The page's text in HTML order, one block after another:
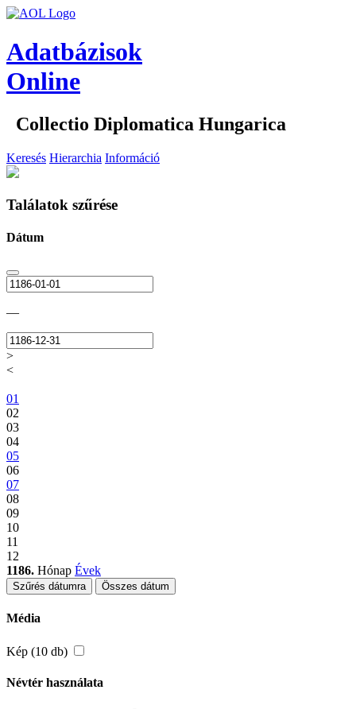
Adatbázisok
Online
Collectio Diplomatica Hungarica
Keresés Hierarchia Információ
Találatok szűrése
Dátum
—
>
<
01
02
03
04
05
06
07
08
09
10
11
12
1186. Hónap Évek
Szűrés dátumra Összes dátum
Média
Kép (10 db)
Névtér használata